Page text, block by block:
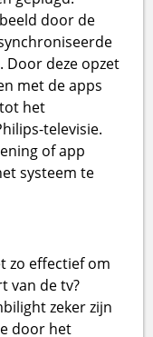
door de
deze opzet
met de apps
het
televisie.
of app
systeem te
zo effectief om
van de tv?
zeker zijn
door het